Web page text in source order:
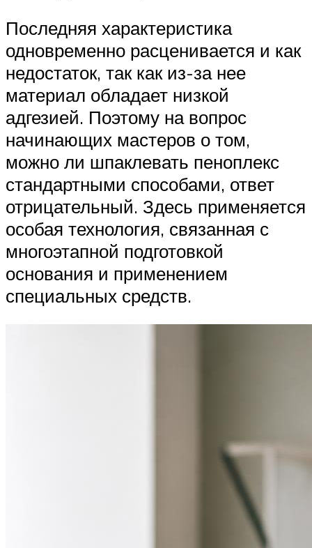
Последняя характеристика
одновременно расценивается и как
недостаток, так как из-за нее
материал обладает низкой
адгезией. Поэтому на вопрос
начинающих мастеров о том,
можно ли шпаклевать пеноплекс
стандартными способами, ответ
отрицательный. Здесь применяется
особая технология, связанная с
многоэтапной подготовкой
основания и применением
специальных средств.